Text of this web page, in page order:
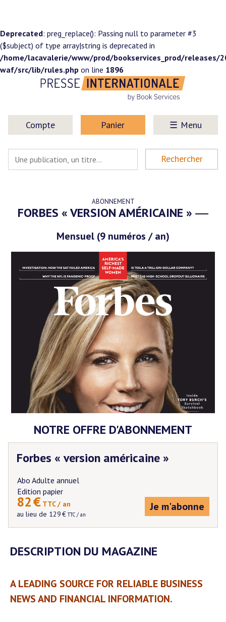
Deprecated: preg_replace(): Passing null to parameter #3
($subject) of type array|string is deprecated in
/home/lacavalerie/www/prod/bookservices_prod/
waf/src/lib/rules.php on line 1896
Compte Panier Menu
ABONNEMENT
FORBES « VERSION AMÉRICAINE »
Mensuel (9 numéros / an)
NOTRE OFFRE D'ABONNEMENT
Forbes « version américaine »
Abo Adulte annuel
Edition papier
82€ TTC / an
au lieu de 129€ TTC / an
Je m'abonne
DESCRIPTION DU MAGAZINE
A LEADING SOURCE FOR RELIABLE BUSINESS
NEWS AND FINANCIAL INFORMATION.